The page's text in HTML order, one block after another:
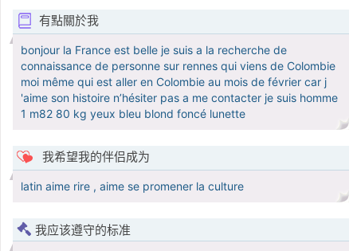
有點關於我
bonjour la France est belle je suis a la recherche de
connaissance de personne sur rennes qui viens de Colombie
moi même qui est aller en Colombie au mois de février car j
'aime son histoire n’hésiter pas a me contacter je suis homme
1 m82 80 kg yeux bleu blond foncé lunette
我希望我的伴侣成为
latin aime rire , aime se promener la culture
我应该遵守的标准